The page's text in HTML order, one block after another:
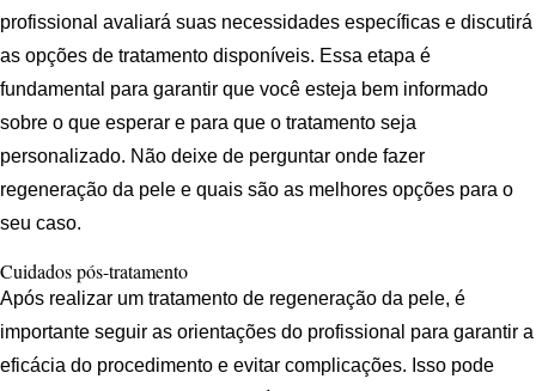
profissional avaliará suas necessidades específicas e discutirá
as opções de tratamento disponíveis. Essa etapa é
fundamental para garantir que você esteja bem informado
sobre o que esperar e para que o tratamento seja
personalizado. Não deixe de perguntar onde fazer
regeneração da pele e quais são as melhores opções para o
seu caso.
Cuidados pós-tratamento
Após realizar um tratamento de regeneração da pele, é
importante seguir as orientações do profissional para garantir a
eficácia do procedimento e evitar complicações. Isso pode